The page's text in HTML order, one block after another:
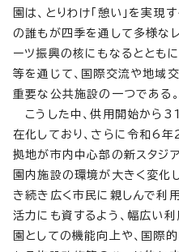
園は、とりわけ「憩い」を実現
の誰もが四季を通して多様な
ーツ振興の核にもなるととも
等を通じて、国際交流や地域
重要な公共施設の一つである。
こうした中、供用開始から
在化しており、さらに令和6
拠地が市内中心部の新スタジ
園内施設の環境が大きく変化
き続き広く市民に親しんで利
活力にも資するよう、幅広い
園としての機能向上や、国際